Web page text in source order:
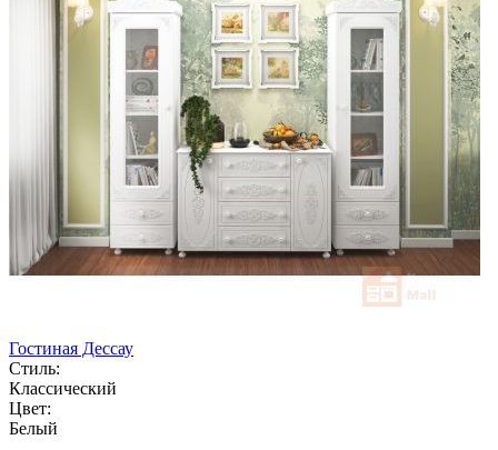
Гостиная Дессау
Стиль:
Классический
Цвет:
Белый